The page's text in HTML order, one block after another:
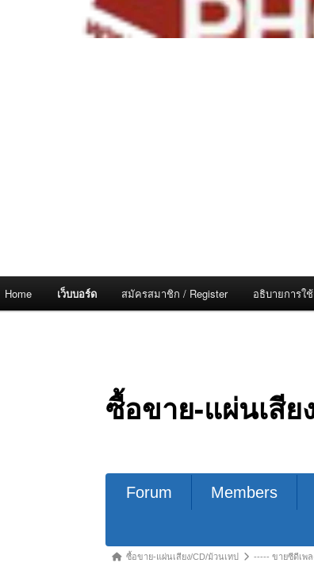
Home เว็บบอร์ด สมัครสมาชิก / Register อธิบายการใช้
ซื้อขาย-แผ่นเสีย
Forum
Forum Members
Forumซื้อขาย-แผ่นเสียง/CD/ม้วนเทป ----- ขายซีดีเพ